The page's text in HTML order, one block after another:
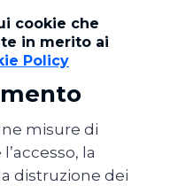
cookie che
in merito ai
Policy
misure di
la
distruzione dei